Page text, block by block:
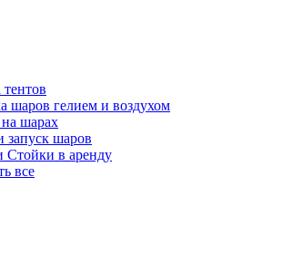
шаров гелием и воздухом
шарах
запуск шаров
в аренду
все